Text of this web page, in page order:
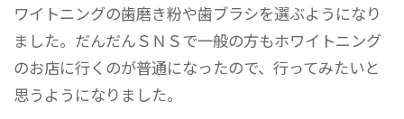
ワイトニングの歯磨き粉や歯ブラシを選ぶようになり
ました。だんだんＳＮＳで一般の方もホワイトニング
のお店に行くのが普通になったので、行ってみたいと
思うようになりました。